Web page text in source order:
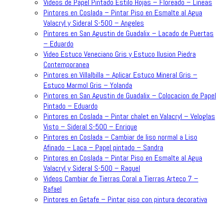
Videos de Papel Pintado Estilo Hojas – Floreado – Lineas
Pintores en Coslada – Pintar Piso en Esmalte al Agua
Valacryl y Sideral S-500 – Angeles
Pintores en San Agustin de Guadalix – Lacado de Puertas
– Eduardo
Video Estuco Veneciano Gris y Estuco Ilusion Piedra
Contemporanea
Pintores en Villalbilla – Aplicar Estuco Mineral Gris –
Estuco Marmol Gris – Yolanda
Pintores en San Agustin de Guadalix – Colocacion de Papel
Pintado – Eduardo
Pintores en Coslada – Pintar chalet en Valacryl – Veloglas
Visto – Sideral S-500 – Enrique
Pintores en Coslada – Cambiar de liso normal a Liso
Afinado – Laca – Papel pintado – Sandra
Pintores en Coslada – Pintar Piso en Esmalte al Agua
Valacryl y Sideral S-500 – Raquel
Videos Cambiar de Tierras Coral a Tierras Arteco 7 –
Rafael
Pintores en Getafe – Pintar piso con pintura decorativa